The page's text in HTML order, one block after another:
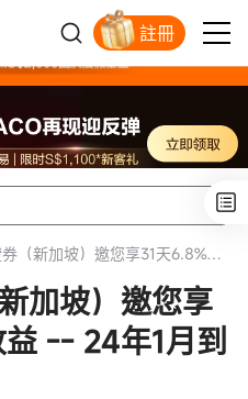
註冊
moomoo證券（新加坡）邀您享31天6.8%年化收益 -- 24年1月到4月
加坡）邀您享
-- 24年1月到